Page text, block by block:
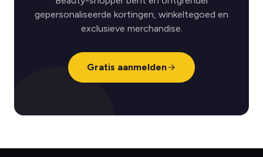
gepersonaliseerde kortingen, winkeltegoed en
exclusieve merchandise.
Gratis aanmelden